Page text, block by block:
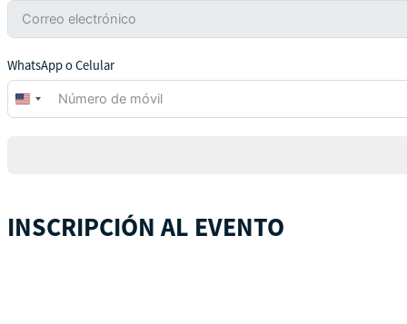
WhatsApp o Celular
United
States
INSCRIPCIÓN AL EVENTO